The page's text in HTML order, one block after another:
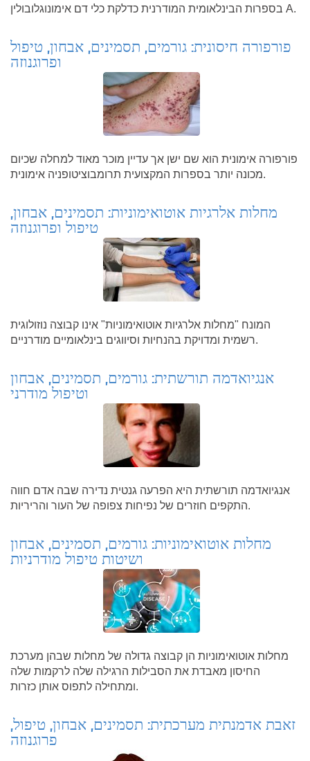
בספרות הבינלאומית המודרנית כדלקת כלי דם אימונוגלובולין A.
פורפורה חיסונית: גורמים, תסמינים, אבחון, טיפול
ופרוגנוזה
פורפורה אימונית הוא שם ישן אך עדיין מוכר מאוד למחלה שכיום
מכונה יותר בספרות המקצועית תרומבוציטופניה אימונית.
מחלות אלרגיות אוטואימוניות: תסמינים, אבחון,
טיפול ופרוגנוזה
המונח "מחלות אלרגיות אוטואימוניות" אינו קבוצה נוזולוגית
רשמית ומדויקת בהנחיות וסיווגים בינלאומיים מודרניים.
אנגיואדמה תורשתית: גורמים, תסמינים, אבחון
וטיפול מודרני
אנגיואדמה תורשתית היא הפרעה גנטית נדירה שבה אדם חווה
התקפים חוזרים של נפיחות צפופה של העור והריריות.
מחלות אוטואימוניות: גורמים, תסמינים, אבחון
ושיטות טיפול מודרניות
מחלות אוטואימוניות הן קבוצה גדולה של מחלות שבהן מערכת
החיסון מאבדת את הסבילות הרגילה שלה לרקמות שלה
ומתחילה לתפוס אותן כזרות.
זאבת אדמנתית מערכתית: תסמינים, אבחון, טיפול,
פרוגנוזה